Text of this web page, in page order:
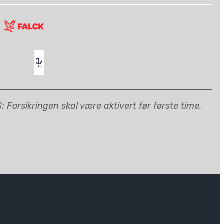
Forsikringen skal være aktivert før første time.